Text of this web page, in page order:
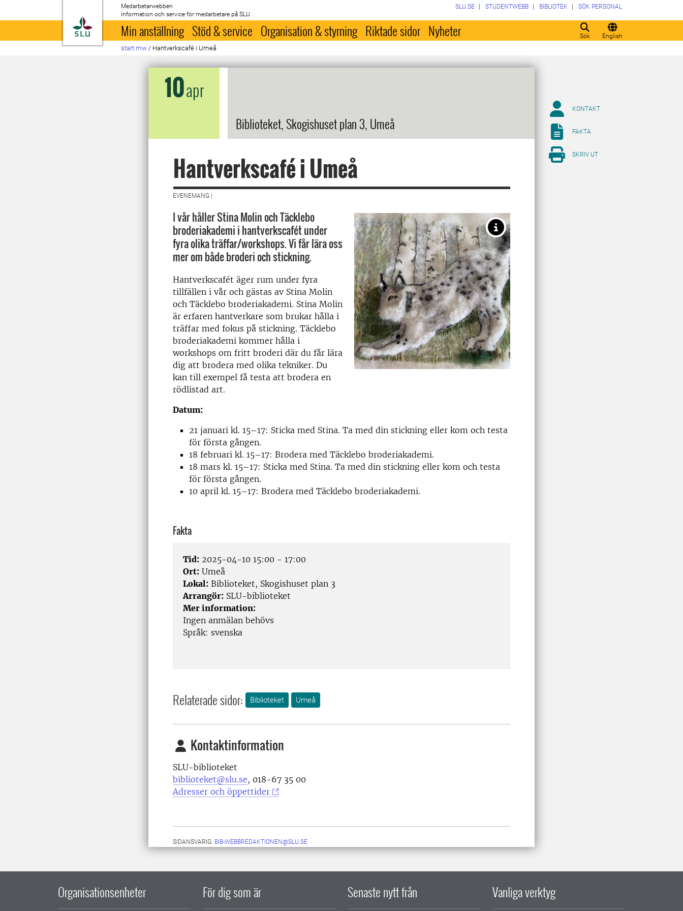
Till startsida
Medarbetarwebben
Information och service för medarbetare på SLU
Sök English
SLU.SE STUDENTWEBB BIBLIOTEK SÖK PERSONAL
Min anställning Stöd & service Organisation & styrning Riktade sidor Nyheter
start mw / Hantverkscafé i Umeå
10apr
Biblioteket, Skogishuset plan 3, Umeå
Hantverkscafé i Umeå
EVENEMANG |
I vår håller Stina Molin och Täcklebo
broderiakademi i hantverkscafét under
fyra olika träffar/workshops. Vi får lära oss
mer om både broderi och stickning.
Hantverkscafét äger rum under fyra
tillfällen i vår och gästas av Stina Molin
och Täcklebo broderiakademi. Stina Molin
är erfaren hantverkare som brukar hålla i
träffar med fokus på stickning. Täcklebo
broderiakademi kommer hålla i
workshops om fritt broderi där du får lära
dig att brodera med olika tekniker. Du
kan till exempel få testa att brodera en
rödlistad art.
Datum:
21 januari kl. 15–17: Sticka med Stina. Ta med din stickning eller kom och testa
för första gången.
18 februari kl. 15–17: Brodera med Täcklebo broderiakademi.
18 mars kl. 15–17: Sticka med Stina. Ta med din stickning eller kom och testa
för första gången.
10 april kl. 15–17: Brodera med Täcklebo broderiakademi.
Fakta
Tid: 2025-04-10 15:00 - 17:00
Ort: Umeå
Lokal: Biblioteket, Skogishuset plan 3
Arrangör: SLU-biblioteket
Mer information:
Ingen anmälan behövs
Språk: svenska
Relaterade sidor: Biblioteket Umeå
Kontaktinformation
SLU-biblioteket
biblioteket@slu.se, 018-67 35 00
Adresser och öppettider
SIDANSVARIG: BIB-WEBBREDAKTIONEN@SLU.SE
KONTAKT
FAKTA
SKRIV UT
Organisationsenheter För dig som är Senaste nytt från Vanliga verktyg